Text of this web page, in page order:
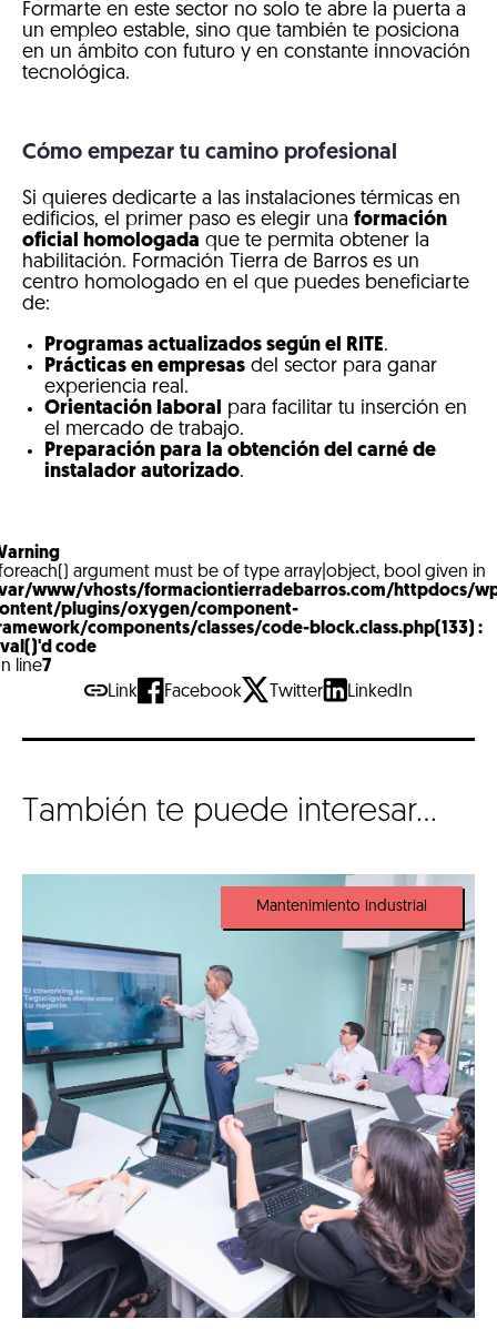
Formarte en este sector no solo te abre la puerta a
un empleo estable, sino que también te posiciona
en un ámbito con futuro y en constante innovación
tecnológica.
Cómo empezar tu camino profesional
Si quieres dedicarte a las instalaciones térmicas en
edificios, el primer paso es elegir una formación
oficial homologada que te permita obtener la
habilitación. Formación Tierra de Barros es un
centro homologado en el que puedes beneficiarte
de:
Programas actualizados según el RITE.
Prácticas en empresas del sector para ganar
experiencia real.
Orientación laboral
para facilitar tu inserción en
el mercado de trabajo.
Preparación para la obtención del carné de
instalador autorizado.
argument must be of type array|object, bool given in
www/vhosts/formaciontierradebarros.com/httpdocs/
plugins/oxygen/component-
components/classes/code-block.class.php(133) :
code
line7
Link
Facebook Twitter LinkedIn
También te puede interesar...
Mantenimiento industrial